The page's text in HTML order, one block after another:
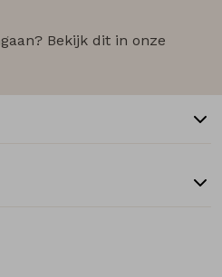
Bekijk dit in onze